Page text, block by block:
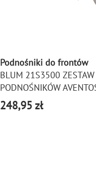
Podnośniki do frontów
BLUM 21S3500 ZESTAW
PODNOŚNIKÓW
248,95 zł